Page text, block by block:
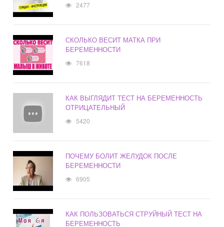
2477
СКОЛЬКО ВЕСИТ МАТКА ПРИ
БЕРЕМЕННОСТИ
7618
КАК ВЫГЛЯДИТ ТЕСТ НА БЕРЕМЕННОСТЬ
ОТРИЦАТЕЛЬНЫЙ
5420
ПОЧЕМУ БОЛИТ ЖЕЛУДОК ПОСЛЕ
БЕРЕМЕННОСТИ
6905
КАК ПОЛЬЗОВАТЬСЯ СТРУЙНЫЙ ТЕСТ НА
БЕРЕМЕННОСТЬ